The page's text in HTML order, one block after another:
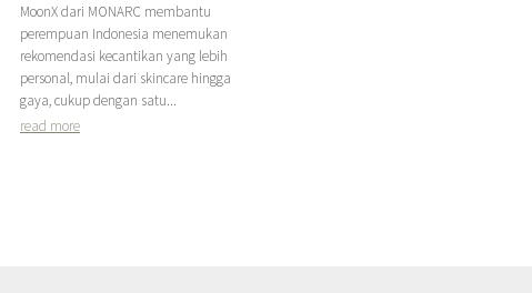
MoonX dari MONARC membantu
perempuan Indonesia menemukan
rekomendasi kecantikan yang lebih
personal, mulai dari skincare hingga
gaya, cukup dengan satu...
read more